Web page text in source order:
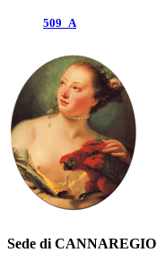
509_A
Sede di CANNAREGIO